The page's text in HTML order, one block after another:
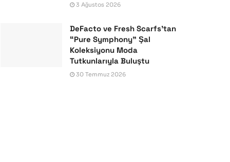
3 Ağustos 2026
DeFacto ve Fresh Scarfs’tan
“Pure Symphony” Şal
Koleksiyonu Moda
Tutkunlarıyla Buluştu
30 Temmuz 2026